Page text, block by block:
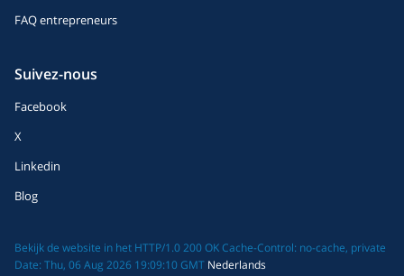
FAQ entrepreneurs
Suivez-nous
Facebook
X
Linkedin
Blog
Bekijk de website in het HTTP/1.0 200 OK Cache-Control: no-cache, private
Date: Thu, 06 Aug 2026 19:09:10 GMT Nederlands